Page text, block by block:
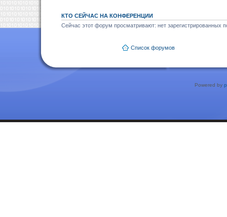
КТО СЕЙЧАС НА КОНФЕРЕНЦИИ
Сейчас этот форум просматривают: нет зарегистрированных
Список форумов
Powered by